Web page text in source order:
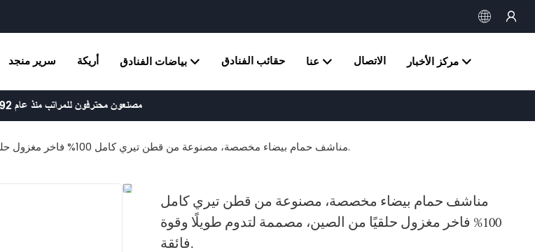
سرير منجد أريكة بياضات الفنادق حقائب الفنادق عنا الاتصال مركز الأخبار
مصنعون محترفون للمراتب منذ عام 1992
مناشف حمام بيضاء مخصصة، مصنوعة من قطن تيري كامل 100% فاخر مغزول حلقيًا من الصين، مصممة لتدوم طويلًا وقوة فائقة.
مناشف حمام بيضاء مخصصة، مصنوعة من قطن تيري كامل
100% فاخر مغزول حلقيًا من الصين، مصممة لتدوم طويلًا وقوة
فائقة.